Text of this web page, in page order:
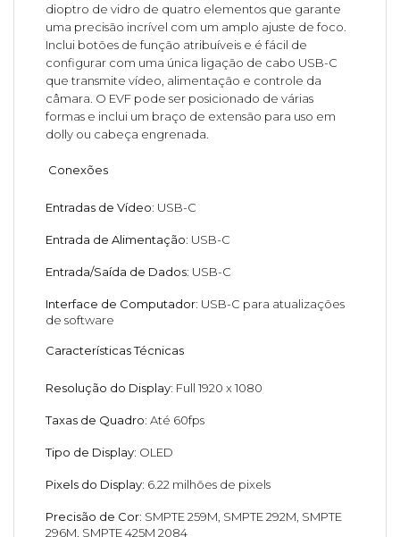
dioptro de vidro de quatro elementos que garante
uma precisão incrível com um amplo ajuste de foco.
Inclui botões de função atribuíveis e é fácil de
configurar com uma única ligação de cabo USB-C
que transmite vídeo, alimentação e controle da
câmara. O EVF pode ser posicionado de várias
formas e inclui um braço de extensão para uso em
dolly ou cabeça engrenada.
Conexões
Entradas de Vídeo: USB-C
Entrada de Alimentação: USB-C
Entrada/Saída de Dados: USB-C
Interface de Computador: USB-C para atualizações
de software
Características Técnicas
Resolução do Display: Full 1920 x 1080
Taxas de Quadro: Até 60fps
Tipo de Display: OLED
Pixels do Display: 6.22 milhões de pixels
Precisão de Cor: SMPTE 259M, SMPTE 292M, SMPTE
296M, SMPTE 425M 2084